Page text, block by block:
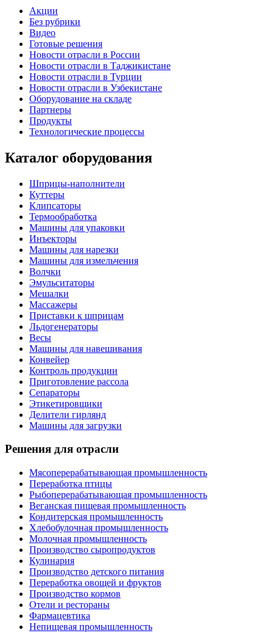
Акции
Без рубрики
Видео
Готовые решения
Новости отрасли в России
Новости отрасли в Таджикистане
Новости отрасли в Турции
Новости отрасли в Узбекистане
Оборудование на складе
Партнеры
Продукты
Технологические процессы
Каталог оборудования
Шприцы-наполнители
Куттеры
Клипсаторы
Термообработка
Машины для упаковки
Инъекторы
Машины для нарезки
Машины для измельчения
Волчки
Эмульситаторы
Мешалки
Массажеры
Приставки к шприцам
Льдогенераторы
Весы
Машины для навешивания
Конвейер
Контроль продукции
Приготовление рассола
Сепараторы
Этикетировщики
Делители гирлянд
Машины для загрузки
Решения для отрасли
Мясоперерабатывающая промышленность
Переработка птицы
Рыбоперерабатывающая промышленность
Веганская пищевая промышленность
Кондитерская промышленность
Хлебобулочная промышленность
Молочная промышленность
Производство сыропродуктов
Кулинария
Производство детского питания
Переработка овощей и фруктов
Производство кормов
Отели и рестораны
Фармацевтика
Непищевая промышленность